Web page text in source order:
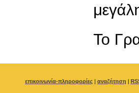
To
επικοινωνία-πληροφορίες | αναζήτηση |